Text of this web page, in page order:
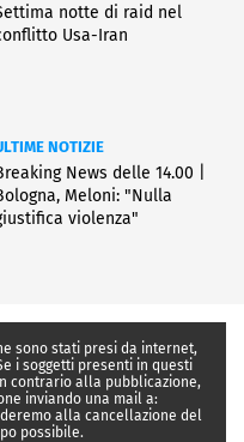
notte di raid nel
Usa-Iran
NOTIZIE
News delle 14.00 |
Meloni: "Nulla
violenza"
sono stati presi da internet,
i soggetti presenti in questi
contrario alla pubblicazione,
inviando una mail a:
alla cancellazione del
possibile.